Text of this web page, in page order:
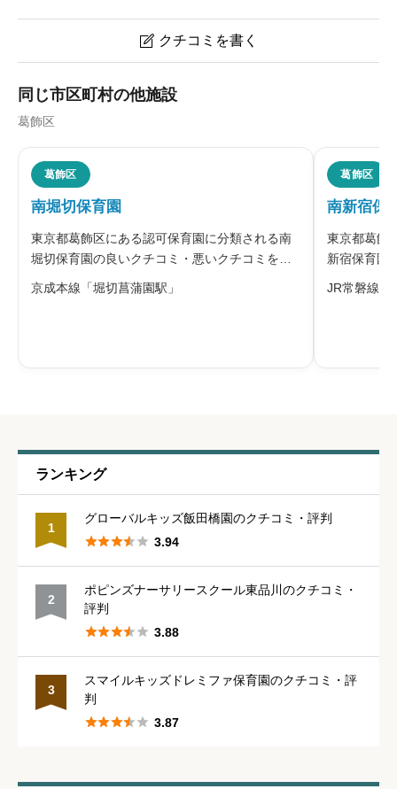
 クチコミを書く
ニックネーム
※本名や誤解される名前の使用はご遠慮ください。
星の数をお選びください 
星の数をお選びください
星の数をお選びください
通いやすさ 必須
同じ市区町村の他施設
葛飾区
葛飾区
南堀切保育園
東京都葛飾区にある認可保育園に分類される南
堀切保育園の良いクチコミ・悪いクチコミを合
わせて評判をご紹介します。同園は堀切一丁目
に位置する葛飾区立の認可保育園です。鉄筋コ
京成本線「堀切菖蒲園駅」
葛飾区
南新宿保
東京都葛飾
新宿保育園
わせて評
に位置す
JR常磐線「
ランキング
1
グローバルキッズ飯田橋園のクチコミ・評判
 3.94
2
ポピンズナーサリースクール東品川のクチコミ・
評判
 3.88
3
スマイルキッズドレミファ保育園のクチコミ・評
判
 3.87